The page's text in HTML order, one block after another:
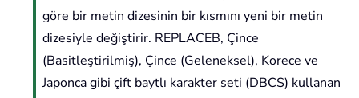
göre bir metin dizesinin bir kısmını yeni bir metin
dizesiyle değiştirir. REPLACEB, Çince
(Basitleştirilmiş), Çince (Geleneksel), Korece ve
Japonca gibi çift baytlı karakter seti (DBCS) kullanan